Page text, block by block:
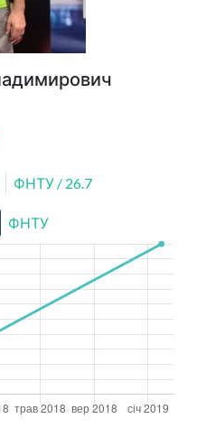
ФНТУ / 26.7
ФНТУ